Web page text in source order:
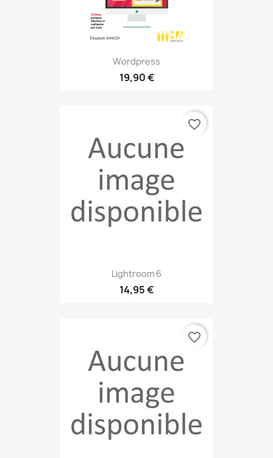
Wordpress
19,90 €
Lightroom 6
14,95 €
favorite_border
favorite_border